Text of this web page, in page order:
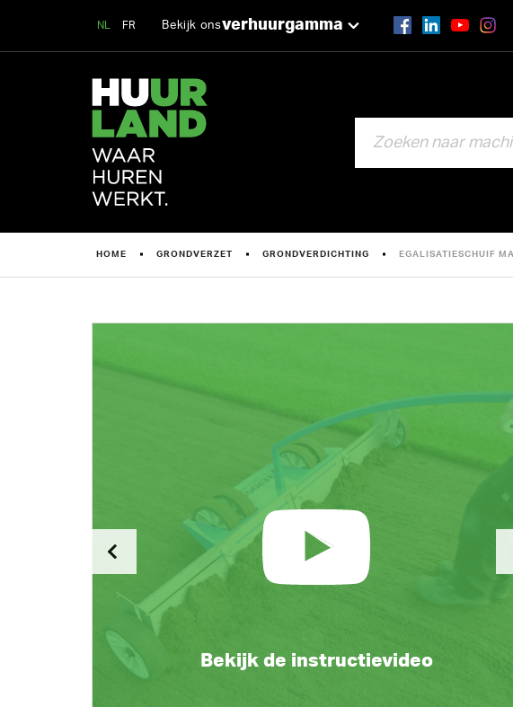
NL FR Bekijk onsverhuurgamma
HOME GRONDVERZET GRONDVERDICHTING EGALISATIESCHUIF
Bekijk de instructievideo